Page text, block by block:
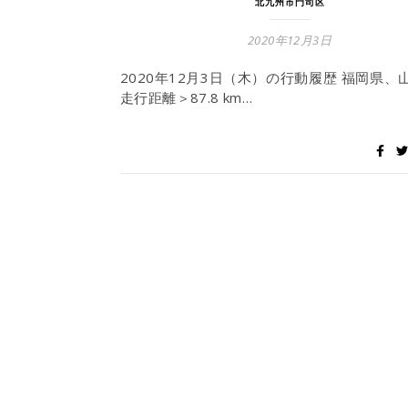
2020年12月3日
2020年12月3日（木）の行動履歴 福岡県、
走行距離＞87.8 km…